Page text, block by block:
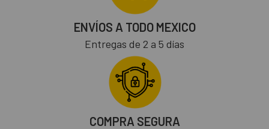
ENVÍOS A TODO MEXICO
Entregas de 2 a 5 días
COMPRA SEGURA